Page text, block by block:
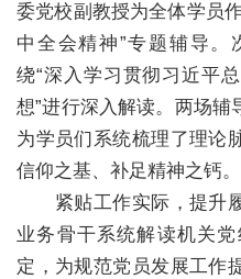
委党校副教授为全体学员
中全会精神”专题辅导。
绕“深入学习贯彻习近平
想”进行深入解读。两场辅
为学员们系统梳理了理论
信仰之基、补足精神之钙。
紧贴工作实际，提升
业务骨干系统解读机关
定，为规范党员发展工作